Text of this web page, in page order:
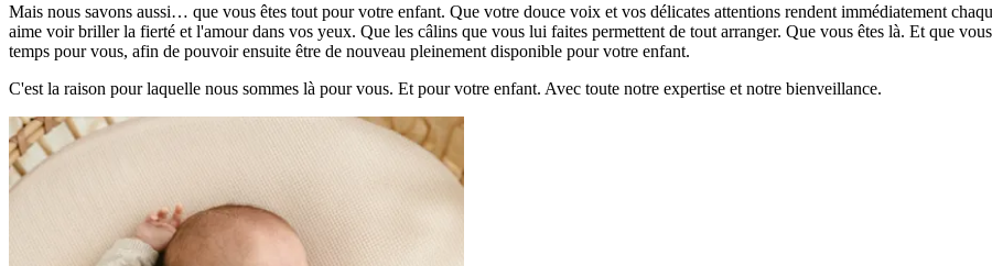
Mais nous savons aussi… que vous êtes tout pour votre enfant. Que votre douce voix et vos délicates attentions rendent immédiatement
aime voir briller la fierté et l'amour dans vos yeux. Que les câlins que vous lui faites permettent de tout arranger. Que vous êtes là. Et que
temps pour vous, afin de pouvoir ensuite être de nouveau pleinement disponible pour votre enfant.
C'est la raison pour laquelle nous sommes là pour vous. Et pour votre enfant. Avec toute notre expertise et notre bienveillance.